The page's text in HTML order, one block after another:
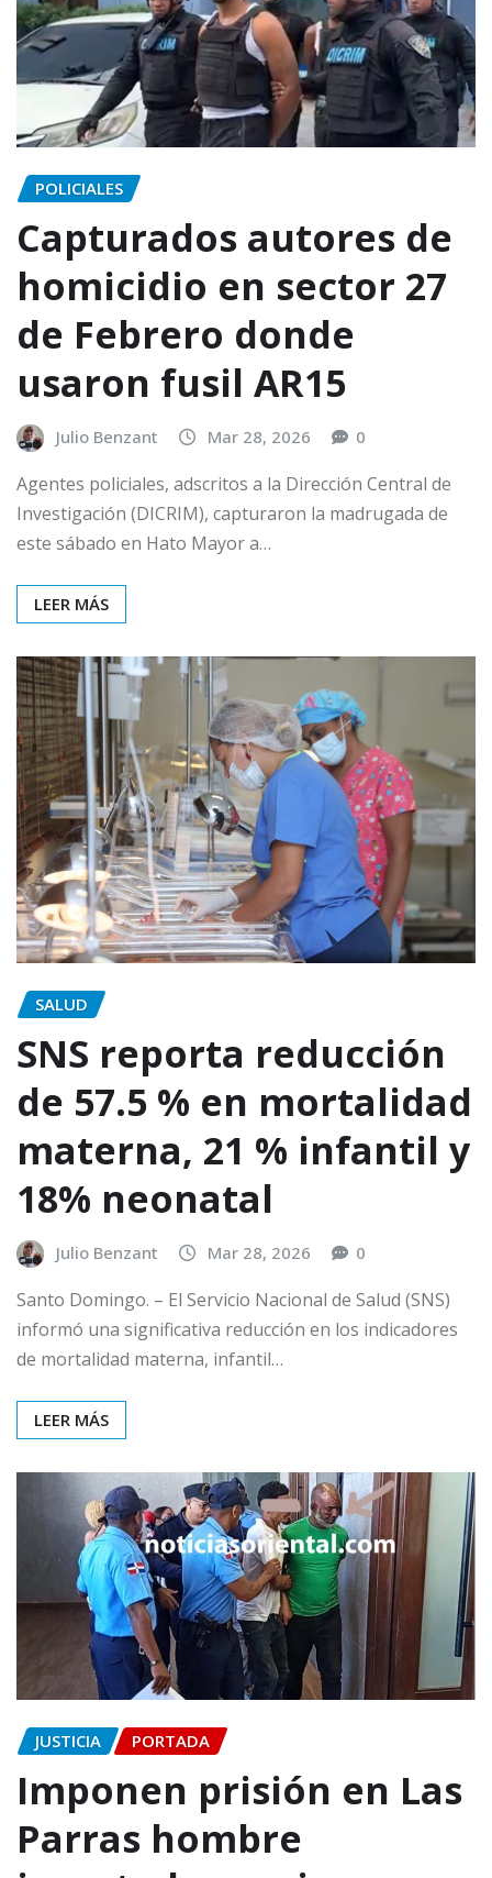
POLICIALES
Capturados autores de
homicidio en sector 27
de Febrero donde
usaron fusil AR15
Julio Benzant Mar 28, 2026 0
Agentes policiales, adscritos a la Dirección Central de
Investigación (DICRIM), capturaron la madrugada de
este sábado en Hato Mayor a…
LEER MÁS
SALUD
SNS reporta reducción
de 57.5 % en mortalidad
materna, 21 % infantil y
18% neonatal
Julio Benzant Mar 28, 2026 0
Santo Domingo. – El Servicio Nacional de Salud (SNS)
informó una significativa reducción en los indicadores
de mortalidad materna, infantil…
LEER MÁS
JUSTICIA PORTADA
Imponen prisión en Las
Parras hombre